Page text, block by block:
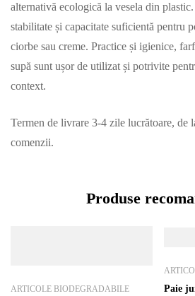
alternativă ecologică la vesela din
stabilitate și capacitate suficientă pentru
ciorbe sau creme. Practice și igienice,
supă sunt ușor de utilizat și potrivite
context.
Termen de livrare 3-4 zile lucrătoare, de
comenzii.
Produse
ARTICOLE BIODEGRADABILE Paie